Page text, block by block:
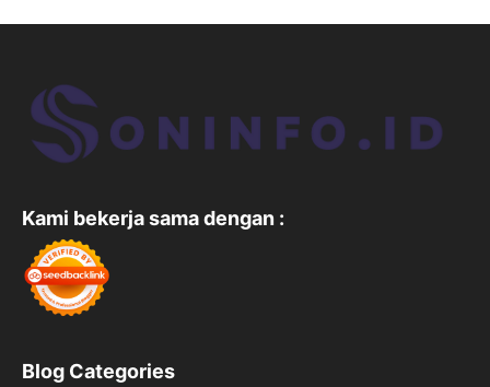
Kami bekerja sama dengan :
Blog Categories